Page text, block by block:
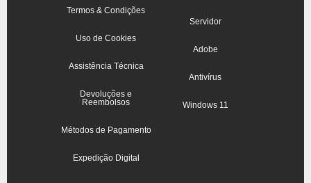
Termos & Condições
Uso de Cookies
Assistência Técnica
Devoluções e
Reembolsos
Métodos de Pagamento
Expedição Digital
Servidor
Adobe
Antivírus
Windows 11